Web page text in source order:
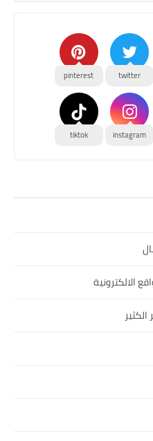
twitter
pinterest
instagram
tiktok
الالكترونية